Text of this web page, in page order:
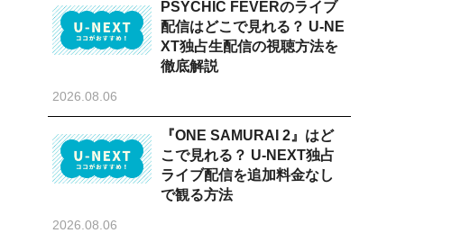
PSYCHIC FEVERのライブ
配信はどこで見れる？ U-NE
XT独占生配信の視聴方法を
徹底解説
2026.08.06
『ONE SAMURAI 2』はど
こで見れる？ U-NEXT独占
ライブ配信を追加料金なし
で観る方法
2026.08.06